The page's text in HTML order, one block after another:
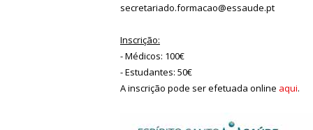
secretariado.formacao@essaude.pt
Inscrição:
- Médicos: 100€
- Estudantes: 50€
A inscrição pode ser efetuada online aqui.